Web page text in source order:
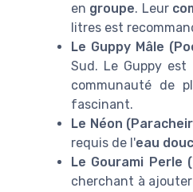
en groupe. Leur
litres est
Le Guppy Mâle
Sud. Le Guppy
communauté de
fascinant.
Le Néon
requis de l'eau
Le Gourami Perle
cherchant à